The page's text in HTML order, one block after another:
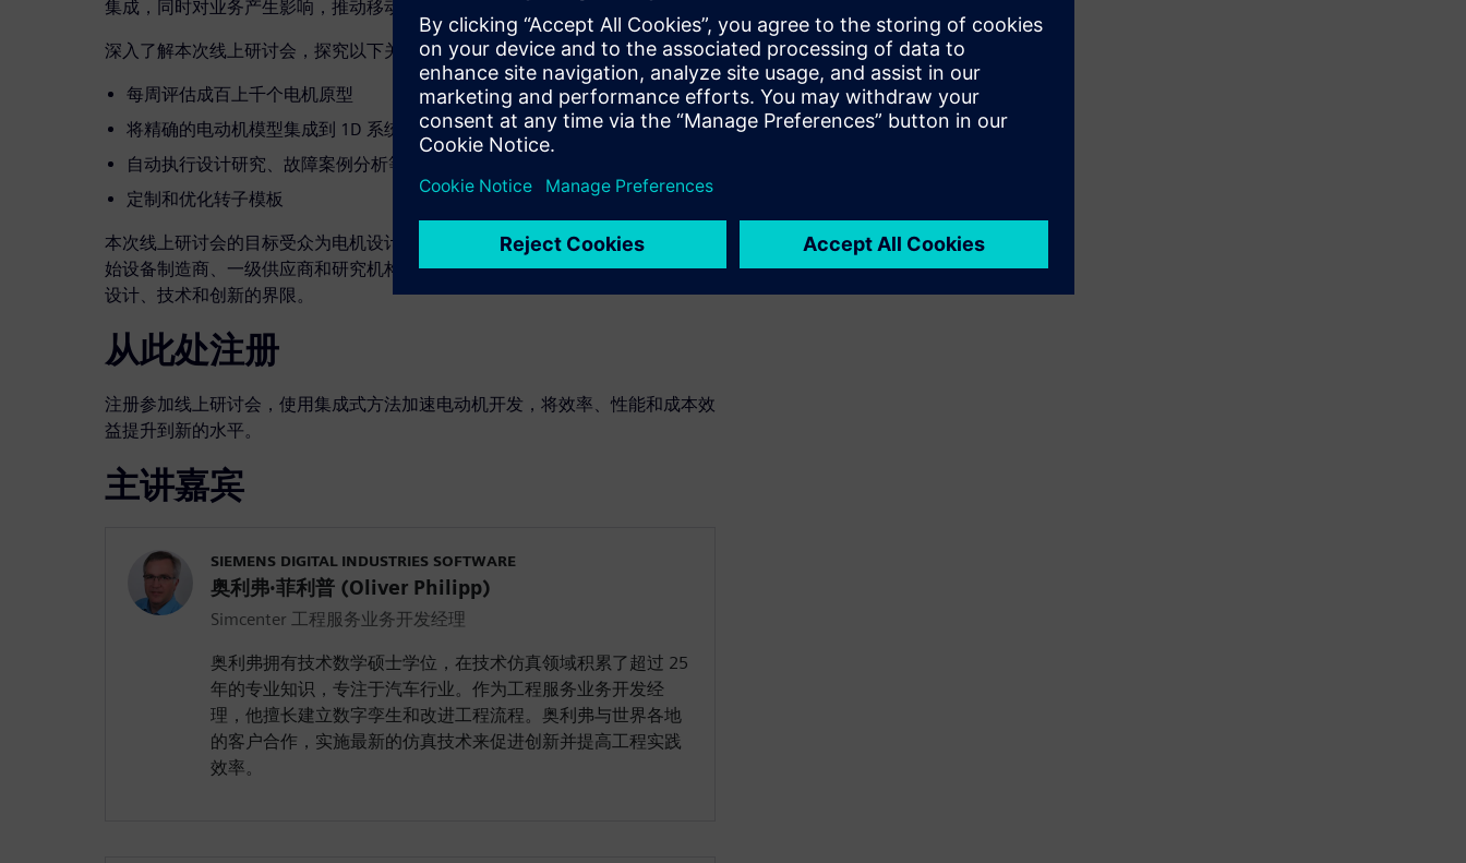
集成，同时对业务产生影响，推动移动出行领域的电动革命。
深入了解本次线上研讨会，探究以下关键要点：
每周评估成百上千个电机原型
将精确的电动机模型集成到 1D 系统仿真中，以进行端到端性能验证
自动执行设计研究、故障案例分析等工作流程
定制和优化转子模板
本次线上研讨会的目标受众为电机设计师和工程师、电动汽车和电气化专家、原
始设备制造商、一级供应商和研究机构的仿真和分析专家，他们专注于打破电机
设计、技术和创新的界限。
从此处注册
注册参加线上研讨会，使用集成式方法加速电动机开发，将效率、性能和成本效
益提升到新的水平。
主讲嘉宾
SIEMENS DIGITAL INDUSTRIES SOFTWARE
奥利弗·菲利普 (Oliver Philipp)
Simcenter 工程服务业务开发经理
奥利弗拥有技术数学硕士学位，在技术仿真领域积累了超过 25
年的专业知识，专注于汽车行业。作为工程服务业务开发经
理，他擅长建立数字孪生和改进工程流程。奥利弗与世界各地
的客户合作，实施最新的仿真技术来促进创新并提高工程实践
效率。